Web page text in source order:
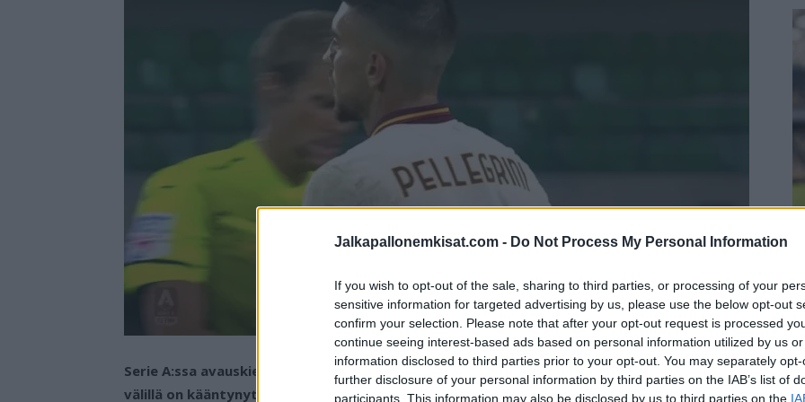
Jalkapallonemkisat.com - Do Not Process My Personal Information
If you wish to opt-out of the sale, sharing to third parties, or processing of your
sensitive information for targeted advertising by us, please use the below opt-out
confirm your selection. Please note that after your opt-out request is processed
continue seeing interest-based ads based on personal information utilized by us
information disclosed to third parties prior to your opt-out. You may separately
further disclosure of your personal information by third parties on the IAB’s list of
participants. This information may also be disclosed by us to third parties on the
Serie A:ssa avauskierroksella 0-0 -tasapeliin päättynyt ottelu Hellas Veronan ja AS Roman
välillä on kääntynyt kotijoukkue Veronan voittoon 3-0.